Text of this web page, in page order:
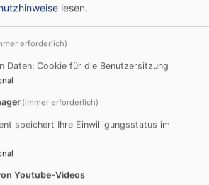
Zuhause (Live-Strem aus
lesen.
erforderlich)
Daten: Cookie für die Benutzersitzung
(immer erforderlich)
speichert Ihre Einwilligungsstatus im
Youtube-Videos